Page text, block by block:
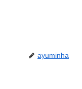
ayuminha